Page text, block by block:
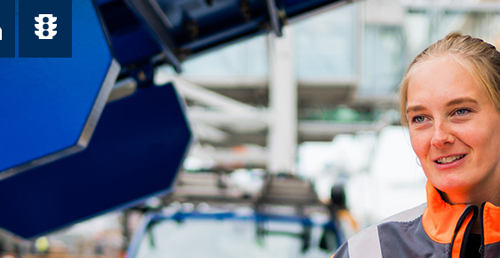
Ihr Download-Center der HPA
Übersicht aller Verkehrsmeldungen im Hafen am